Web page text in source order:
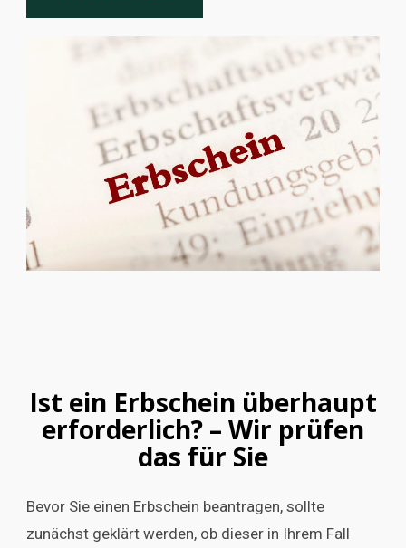
Ist ein Erbschein überhaupt
erforderlich? – Wir prüfen
das für Sie
Bevor Sie einen Erbschein beantragen, sollte
zunächst geklärt werden, ob dieser in Ihrem Fall